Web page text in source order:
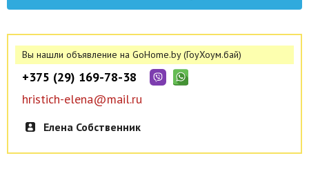
Вы нашли объявление на GoHome.by (ГоуХоум.бай)
+375 (29) 169-78-38
hristich-elena@mail.ru
Елена Собственник